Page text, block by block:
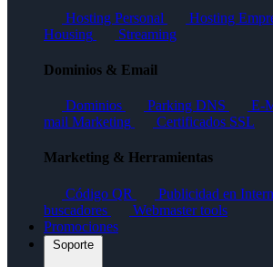
Hosting Personal Hosting
Housing
Streaming
Dominios & Email
Dominios Parking DNS E-
mail Marketing
Certificados SSL
Marketing & Herramientas
Código QR Publicidad en
buscadores
Webmaster tools
Promociones
Soporte